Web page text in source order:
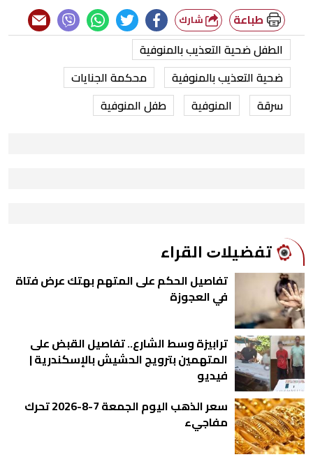
طباعة
الطفل ضحية التعذيب بالمنوفية
ضحية التعذيب بالمنوفية
محكمة الجنايات
سرقة
المنوفية طفل المنوفية
ﺗﻔﻀﻴﻼﺕ اﻟﻘﺮاء
تفاصيل الحكم على المتهم بهتك عرض فتاة
في العجوزة
ترابيزة وسط الشارع.. تفاصيل القبض على
المتهمين بترويج الحشيش بالإسكندرية |
فيديو
سعر الذهب اليوم الجمعة 7-8-2026 تحرك
مفاجيء